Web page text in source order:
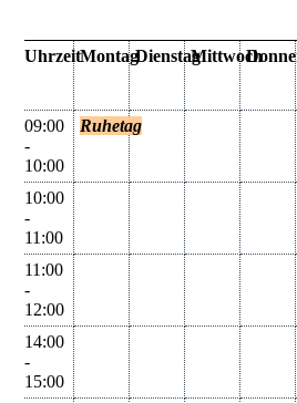
UhrzeitMontagDienstagMittwoch
09:00
-
10:00
Ruhetag
10:00
-
11:00
11:00
-
12:00
14:00
-
15:00